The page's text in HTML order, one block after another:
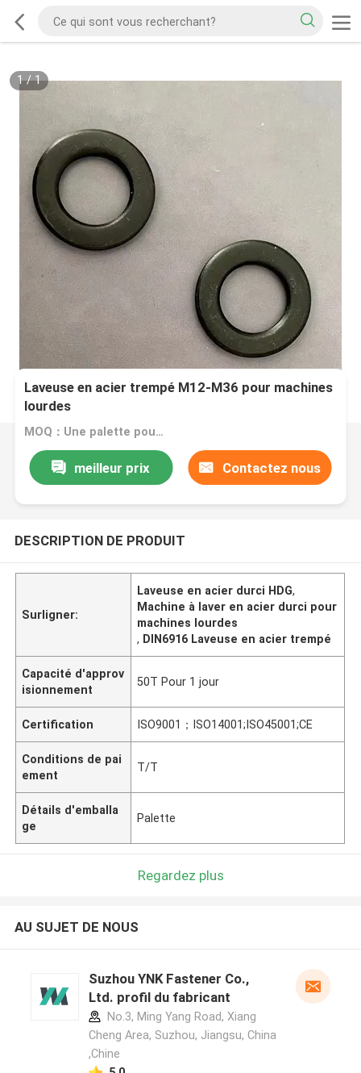
1/1
Laveuse en acier trempé M12-M36 pour machines
lourdes
MOQ：Une palette pour une taille
meilleur prix Contactez nous
DESCRIPTION DE PRODUIT
Surligner:
Laveuse en acier durci HDG,
Machine à laver en acier durci pour
machines lourdes
, DIN6916 Laveuse en acier trempé
Capacité d'approv
isionnement
50T Pour 1 jour
Certification ISO9001；ISO14001;ISO45001;CE
Conditions de pai
ement
T/T
Détails d'emballa
ge
Palette
Regardez plus
AU SUJET DE NOUS
Suzhou YNK Fastener Co.,
Ltd. profil du fabricant
No.3, Ming Yang Road, Xiang
Cheng Area, Suzhou, Jiangsu, China
,Chine